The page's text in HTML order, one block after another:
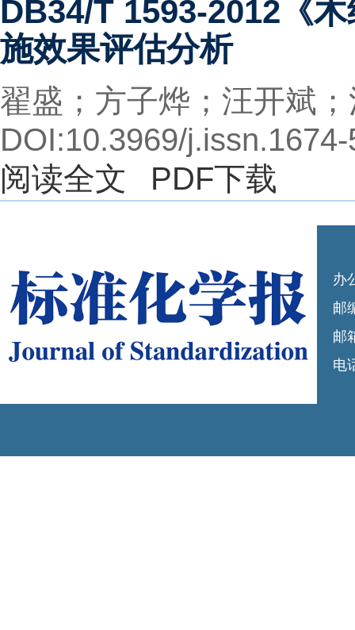
DB34/T 1593-2012《
施效果评估分析
翟盛；方子烨；汪开斌
DOI:10.3969/
阅读全文
PDF下载
办
邮
邮
电